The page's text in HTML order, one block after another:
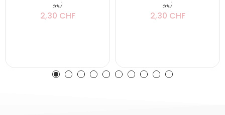
cm)
2,30 CHF
cm)
2,30 CHF